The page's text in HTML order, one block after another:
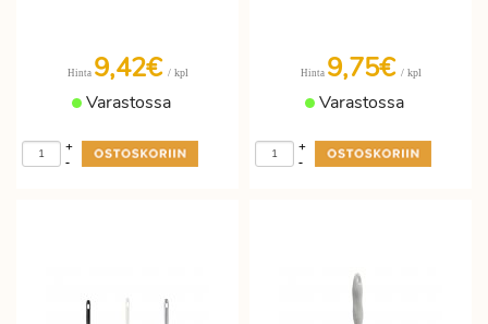
Hinta 9,42€ / kpl
Varastossa
-
+
Hinta 9,75€ / kpl
Varastossa
-
+